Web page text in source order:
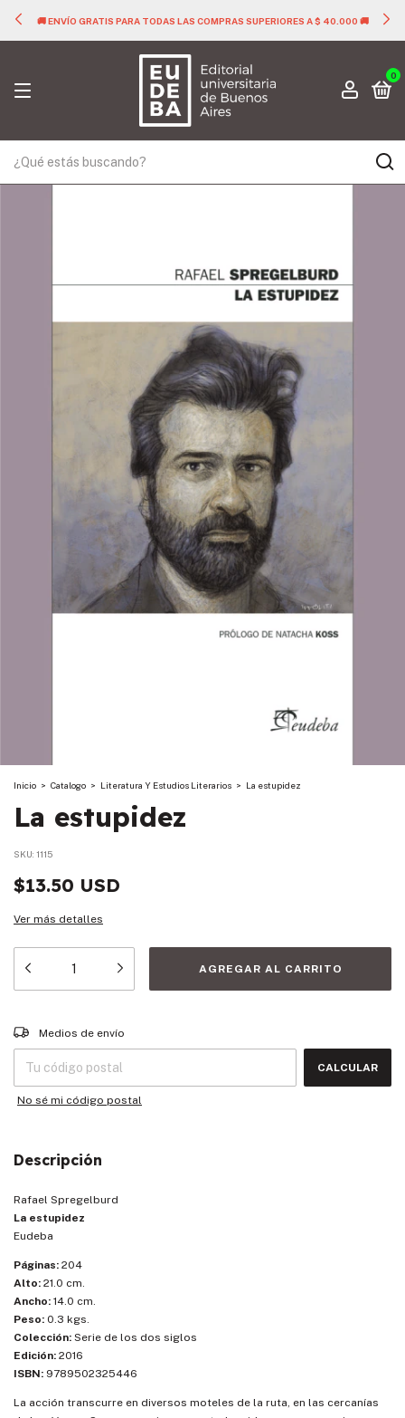
🚚 ENVÍO GRATIS PARA TODAS LAS COMPRAS SUPERIORES A $ 40.000 🚚
0
Inicio > Catalogo > Literatura Y Estudios Literarios > La estupidez
La estupidez
SKU: 1115
$13.50 USD
Ver más detalles
Entregas para el CP:
Medios de envío
CALCULAR
No sé mi código postal
Descripción
Rafael Spregelburd
La estupidez
Eudeba
Páginas: 204
Alto: 21.0 cm.
Ancho: 14.0 cm.
Peso: 0.3 kgs.
Colección: Serie de los dos siglos
Edición: 2016
ISBN: 9789502325446
La acción transcurre en diversos moteles de la ruta, en las cercanías